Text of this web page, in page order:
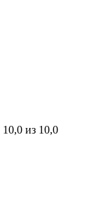
10,0 из 10,0